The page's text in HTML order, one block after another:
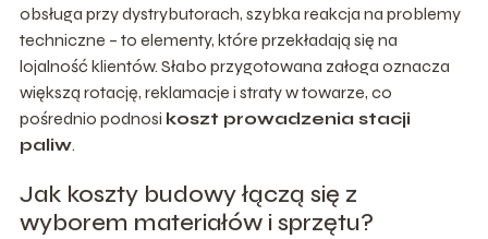
obsługa przy dystrybutorach, szybka reakcja na problemy
techniczne – to elementy, które przekładają się na
lojalność klientów. Słabo przygotowana załoga oznacza
większą rotację, reklamacje i straty w towarze, co
pośrednio podnosi koszt prowadzenia stacji
paliw.
Jak koszty budowy łączą się z
wyborem materiałów i sprzętu?